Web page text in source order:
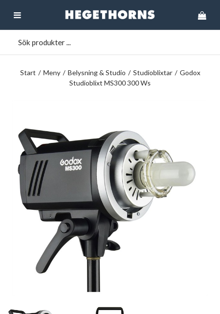
Start / Meny / Belysning & Studio / Studioblixtar / Godox
Studioblixt MS300 300 Ws